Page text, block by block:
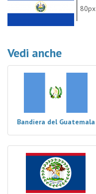
80px
Vedi anche
Bandiera del Guatemala